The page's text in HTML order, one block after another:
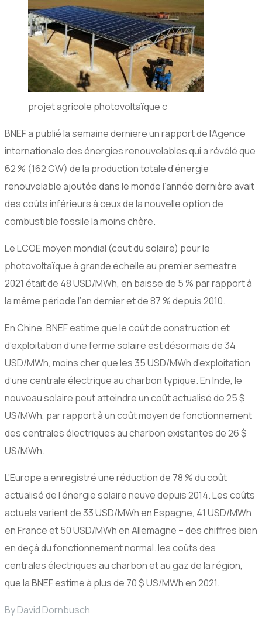
projet agricole photovoltaïque c
BNEF a publié la semaine derniere un rapport de l’Agence
internationale des énergies renouvelables qui a révélé que
62 % (162 GW) de la production totale d’énergie
renouvelable ajoutée dans le monde l’année dernière avait
des coûts inférieurs à ceux de la nouvelle option de
combustible fossile la moins chère.
Le LCOE moyen mondial (cout du solaire) pour le
photovoltaïque à grande échelle au premier semestre
2021 était de 48 USD/MWh, en baisse de 5 % par rapport à
la même période l’an dernier et de 87 % depuis 2010.
En Chine, BNEF estime que le coût de construction et
d’exploitation d’une ferme solaire est désormais de 34
USD/MWh, moins cher que les 35 USD/MWh d’exploitation
d’une centrale électrique au charbon typique. En Inde, le
nouveau solaire peut atteindre un coût actualisé de 25 $
US/MWh, par rapport à un coût moyen de fonctionnement
des centrales électriques au charbon existantes de 26 $
US/MWh.
L’Europe a enregistré une réduction de 78 % du coût
actualisé de l’énergie solaire neuve depuis 2014. Les coûts
actuels varient de 33 USD/MWh en Espagne, 41 USD/MWh
en France et 50 USD/MWh en Allemagne – des chiffres bien
en deçà du fonctionnement normal. les coûts des
centrales électriques au charbon et au gaz de la région,
que la BNEF estime à plus de 70 $ US/MWh en 2021.
ByDavid Dornbusch